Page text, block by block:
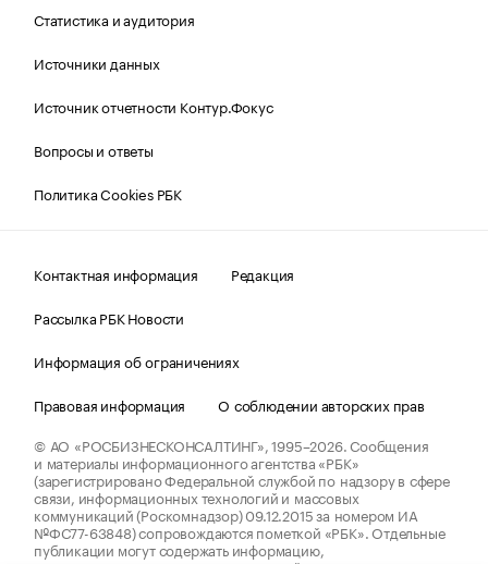
Статистика и аудитория
Источники данных
Источник отчетности Контур.Фокус
Вопросы и ответы
Политика Cookies РБК
Контактная информация
Редакция
Рассылка РБК Новости
Информация об ограничениях
Правовая информация
О соблюдении авторских прав
© АО «РОСБИЗНЕСКОНСАЛТИНГ»,1995–2026.Сообщения
и материалы информационного агентства «РБК»
(зарегистрировано Федеральной службой по надзору в сфере
связи, информационных технологий и массовых
коммуникаций (Роскомнадзор) 09.12.2015 за номером ИА
№ФС77-63848) сопровождаются пометкой «РБК». Отдельные
публикации могут содержать информацию,